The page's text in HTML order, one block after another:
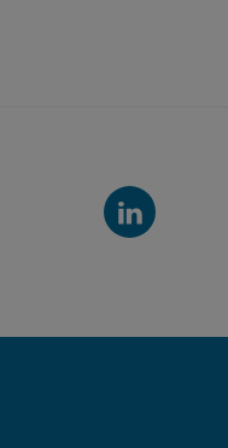
LinkedIn-
Kanal